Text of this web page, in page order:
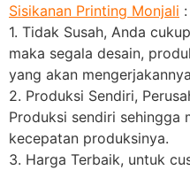
Sisikanan Printing Monjali :
1. Tidak Susah, Anda
maka segala desain,
yang akan
2. Produksi Sendiri,
Produksi sendiri sehingga
kecepatan produksinya.
3. Harga Terbaik, untuk